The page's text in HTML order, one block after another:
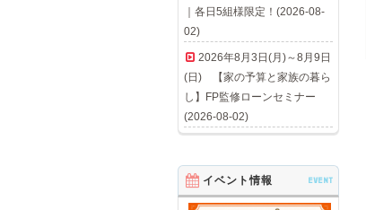
｜各日5組様限定！(2026-08-
02)
2026年8月3日(月)～8月9日
(日) 【家の予算と家族の暮ら
し】FP監修ローンセミナー
(2026-08-02)
イベント情報 EVENT